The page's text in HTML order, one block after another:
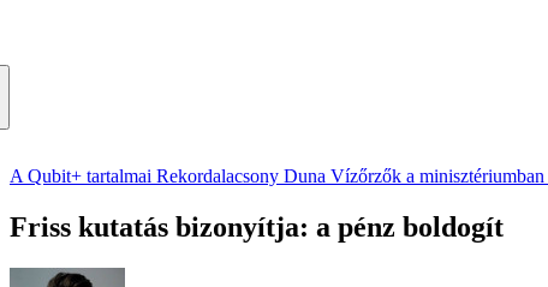
A Qubit+ tartalmai Rekordalacsony Duna Vízőrzők a minisztériumban
Friss kutatás bizonyítja: a pénz boldogít